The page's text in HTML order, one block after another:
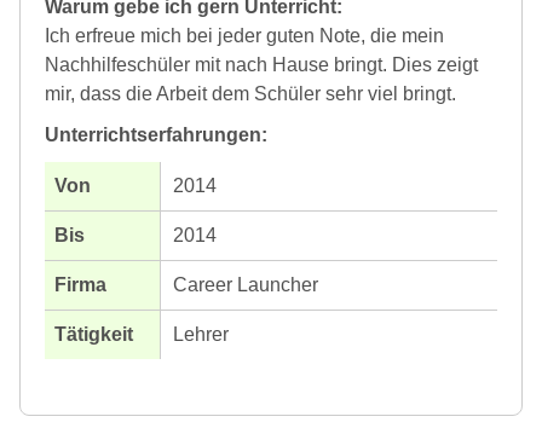
Warum gebe ich gern Unterricht:
Ich erfreue mich bei jeder guten Note, die mein
Nachhilfeschüler mit nach Hause bringt. Dies zeigt
mir, dass die Arbeit dem Schüler sehr viel bringt.
Unterrichtserfahrungen:
2014
2014
Career Launcher
Lehrer